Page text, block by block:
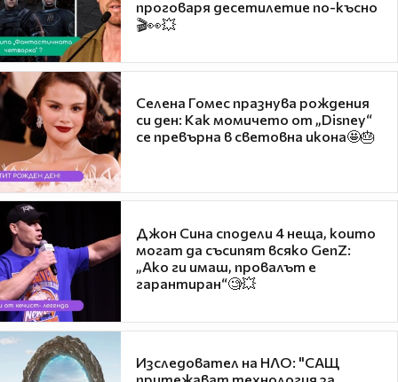
проговаря десетилетие по-късно
🎬👀💥
Селена Гомес празнува рождения
си ден: Как момичето от „Disney“
се превърна в световна икона🤩🎂
Джон Сина сподели 4 неща, които
могат да съсипят всяко GenZ:
„Ако ги имаш, провалът е
гарантиран“🧐💥
Изследовател на НЛО: "САЩ